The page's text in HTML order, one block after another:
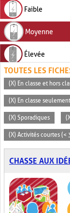
Faible
Moyenne
Élevée
TOUTES LES
(X) En classe et hors
(X) En classe seulement
(X) Sporadiques
(X) Activités courtes (<
CHASSE AUX